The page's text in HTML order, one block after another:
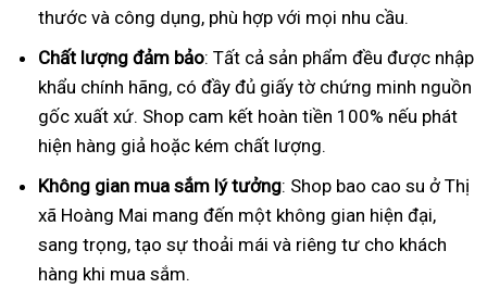
thước và công dụng, phù hợp với mọi nhu cầu.
Chất lượng đảm bảo: Tất cả sản phẩm đều được nhập
khẩu chính hãng, có đầy đủ giấy tờ chứng minh nguồn
gốc xuất xứ. Shop cam kết hoàn tiền 100% nếu phát
hiện hàng giả hoặc kém chất lượng.
Không gian mua sắm lý tưởng: Shop bao cao su ở Thị
xã Hoàng Mai mang đến một không gian hiện đại,
sang trọng, tạo sự thoải mái và riêng tư cho khách
hàng khi mua sắm.